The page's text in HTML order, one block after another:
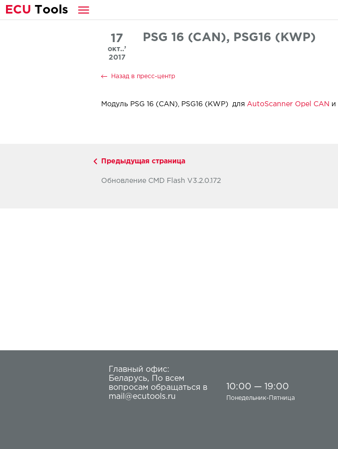
ECU Tools
17
окт..’
2017
PSG 16 (CAN), PSG16 (KWP)
Назад в пресс-центр
Модуль PSG 16 (CAN), PSG16 (KWP) для AutoScanner Opel CAN и
Предыдущая страница
Обновление CMD Flash V3.2.0.172
Главный офис:
Беларусь,
По всем
вопросам обращаться в
mail@ecutools.ru
10:00 — 19:00
Понедельник-Пятница